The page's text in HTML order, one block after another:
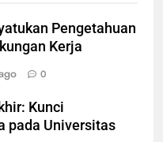
Pengetahuan
Kerja
0
Kunci
pada Universitas